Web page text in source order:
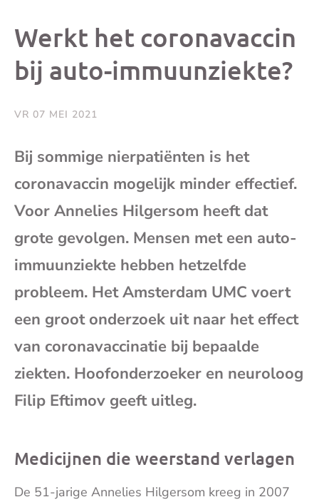
bericht bericht bericht
Werkt het coronavaccin
bij auto-immuunziekte?
VR 07 MEI 2021
Bij sommige nierpatiënten is het
coronavaccin mogelijk minder effectief.
Voor Annelies Hilgersom heeft dat
grote gevolgen. Mensen met een auto-
immuunziekte hebben hetzelfde
probleem. Het Amsterdam UMC voert
een groot onderzoek uit naar het effect
van coronavaccinatie bij bepaalde
ziekten. Hoofonderzoeker en neuroloog
Filip Eftimov geeft uitleg.
Medicijnen die weerstand verlagen
De 51-jarige Annelies Hilgersom kreeg in 2007